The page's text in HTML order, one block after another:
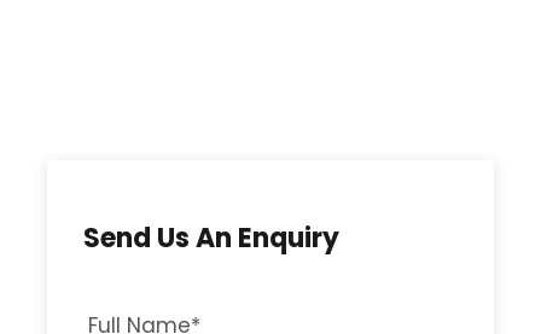
Send Us An Enquiry
Full Name*